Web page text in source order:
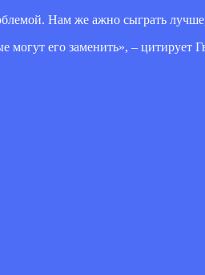
Нам же ажно сыграть
его заменить», – цитирует